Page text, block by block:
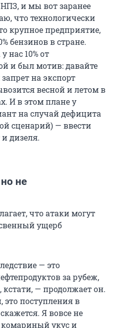
и мы вот заранее
что технологически
крупное предприятие,
бензинов в стране.
нас 10% от
и был мотив: давайте
на экспорт
весной и летом в
И в этом плане у
на случай дефицита
сценарий) — ввести
дизеля.
не
что атаки могут
ущерб
— это
за рубеж,
кстати, — продолжает он.
это поступления в
Я вовсе не
комариный укус и